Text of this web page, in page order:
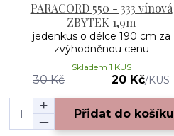
PARACORD 550 - 333 vínová
ZBYTEK 1,9m
jedenkus o délce 190 cm za
zvýhodněnou cenu
30 Kč 20 Kč/KUS
Skladem 1 KUS
Přidat do košíku